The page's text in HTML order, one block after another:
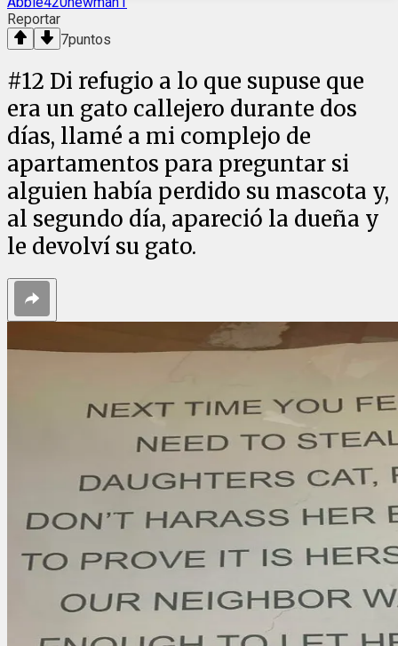
Reportar
7puntos
#12 Di refugio a lo que supuse que
era un gato callejero durante dos
días, llamé a mi complejo de
apartamentos para preguntar si
alguien había perdido su mascota y,
al segundo día, apareció la dueña y
le devolví su gato.